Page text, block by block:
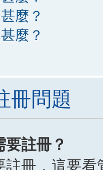
麼？
麼？
冊問題
要註冊？
註冊，這要